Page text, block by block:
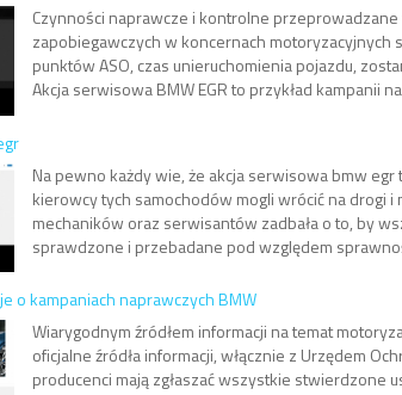
Czynności naprawcze i kontrolne
zapobiegawczych w koncernach motoryzacyjnych
punktów ASO, czas unieruchomienia pojazdu,
Akcja serwisowa BMW EGR to przykład kampanii
Na pewno każdy wie, że akcja serwisowa bmw
kierowcy tych samochodów mogli wrócić na drogi i
mechaników oraz serwisantów zadbała o to, by
sprawdzone i przebadane pod względem
o kampaniach naprawczych BMW
Wiarygodnym źródłem informacji na temat
oficjalne źródła informacji, włącznie z Urzędem
producenci mają zgłaszać wszystkie stwierdzone